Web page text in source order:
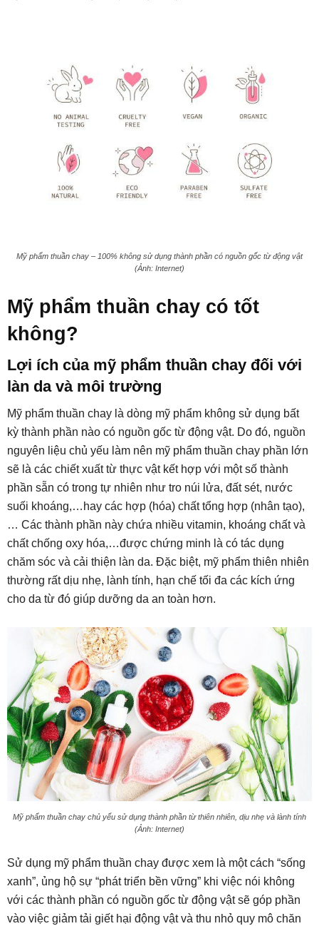
Mỹ phẩm thuần chay – 100% không sử dụng thành phần có nguồn gốc từ động vật
(Ảnh: Internet)
Mỹ phẩm thuần chay có tốt
không?
Lợi ích của mỹ phẩm thuần chay đối với
làn da và môi trường
Mỹ phẩm thuần chay là dòng mỹ phẩm không sử dụng bất
kỳ thành phần nào có nguồn gốc từ động vật. Do đó, nguồn
nguyên liệu chủ yếu làm nên mỹ phẩm thuần chay phần lớn
sẽ là các chiết xuất từ thực vật kết hợp với một số thành
phần sẵn có trong tự nhiên như tro núi lửa, đất sét, nước
suối khoáng,…hay các hợp (hóa) chất tổng hợp (nhân tạo),
… Các thành phần này chứa nhiều vitamin, khoáng chất và
chất chống oxy hóa,…được chứng minh là có tác dụng
chăm sóc và cải thiện làn da. Đặc biệt, mỹ phẩm thiên nhiên
thường rất dịu nhẹ, lành tính, hạn chế tối đa các kích ứng
cho da từ đó giúp dưỡng da an toàn hơn.
Mỹ phẩm thuần chay chủ yếu sử dụng thành phần từ thiên nhiên, dịu nhẹ và lành tính
(Ảnh: Internet)
Sử dụng mỹ phẩm thuần chay được xem là một cách “sống
xanh”, ủng hộ sự “phát triển bền vững” khi việc nói không
với các thành phần có nguồn gốc từ động vật sẽ góp phần
vào việc giảm tải giết hại động vật và thu nhỏ quy mô chăn